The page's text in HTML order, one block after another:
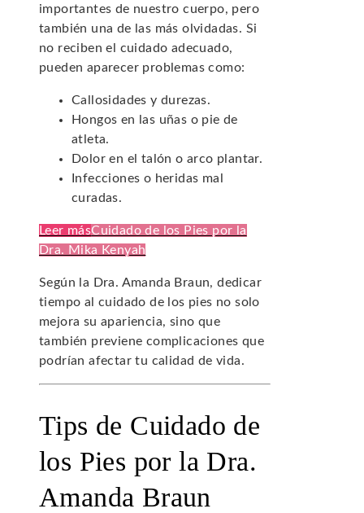
importantes de nuestro cuerpo, pero
también una de las más olvidadas. Si
no reciben el cuidado adecuado,
pueden aparecer problemas como:
Callosidades y durezas.
Hongos en las uñas o pie de
atleta.
Dolor en el talón o arco plantar.
Infecciones o heridas mal
curadas.
Leer másCuidado de los Pies por la
Dra. Mika Kenyah
Según la Dra. Amanda Braun, dedicar
tiempo al cuidado de los pies no solo
mejora su apariencia, sino que
también previene complicaciones que
podrían afectar tu calidad de vida.
Tips de Cuidado de
los Pies por la Dra.
Amanda Braun